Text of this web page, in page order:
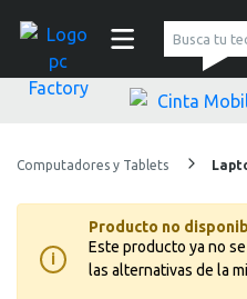
pc Factory
Computadores y Tablets
i
Producto no
Este producto ya no
las alternativas de la